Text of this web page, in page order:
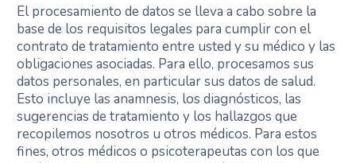
El procesamiento de datos se lleva a cabo sobre la
base de los requisitos legales para cumplir con el
contrato de tratamiento entre usted y su médico y las
obligaciones asociadas. Para ello, procesamos sus
datos personales, en particular sus datos de salud.
Esto incluye las anamnesis, los diagnósticos, las
sugerencias de tratamiento y los hallazgos que
recopilemos nosotros u otros médicos. Para estos
fines, otros médicos o psicoterapeutas con los que